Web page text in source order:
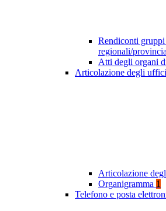
Rendiconti
regionali/
Atti degli organi
Articolazione degli uffici
Articolazione
Organigramma 1
Telefono e posta